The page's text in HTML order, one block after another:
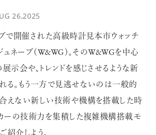
26,2025
ブで開催された高級時計見本市ウォッチ
ュネーブ（W&WG）。そのW&WGを中心
示会や、トレンドを感じさせるような新
る。もう一方で見逃せないのは一般的
えない新しい技術や機構を搭載した時
カーの技術力を集積した複雑機構搭載モ
介しよう。